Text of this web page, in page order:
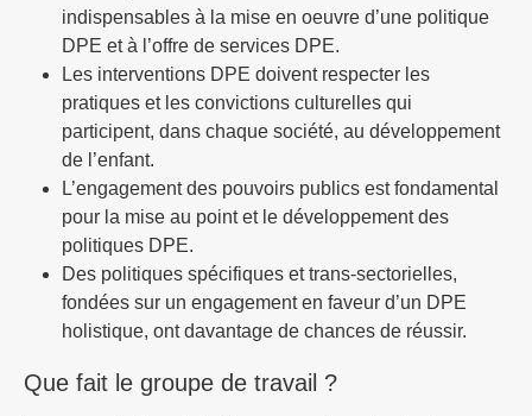
indispensables à la mise en oeuvre d’une politique
DPE et à l’offre de services DPE.
Les interventions DPE doivent respecter les
pratiques et les convictions culturelles qui
participent, dans chaque société, au développement
de l’enfant.
L’engagement des pouvoirs publics est fondamental
pour la mise au point et le développement des
politiques DPE.
Des politiques spécifiques et trans-sectorielles,
fondées sur un engagement en faveur d’un DPE
holistique, ont davantage de chances de réussir.
Que fait le groupe de travail ?